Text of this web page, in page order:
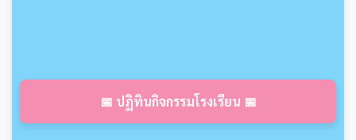
📅 ปฏิทินกิจกรรมโรงเรียน 📅